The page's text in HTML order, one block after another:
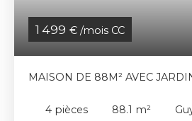
1 499 € /mois CC
MAISON DE 88M² AVEC
4 pièces 88.1 m²